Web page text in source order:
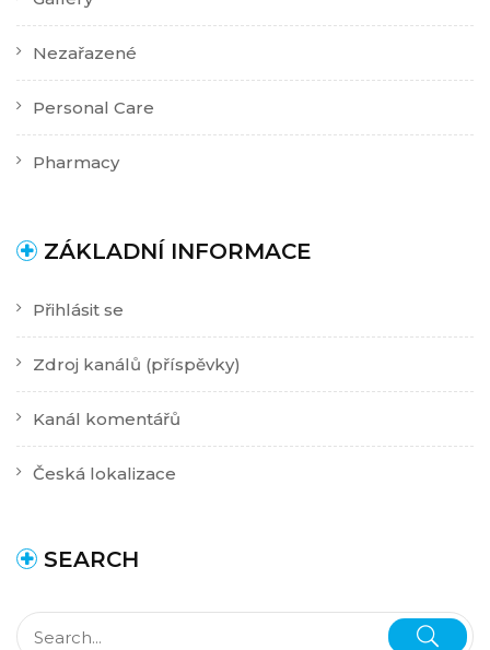
Nezařazené
Personal Care
Pharmacy
ZÁKLADNÍ INFORMACE
Přihlásit se
Zdroj kanálů (příspěvky)
Kanál komentářů
Česká lokalizace
SEARCH